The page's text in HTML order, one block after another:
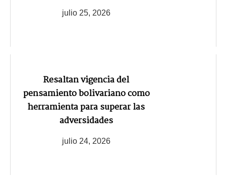
julio 25, 2026
Resaltan vigencia del
pensamiento bolivariano como
herramienta para superar las
adversidades
julio 24, 2026